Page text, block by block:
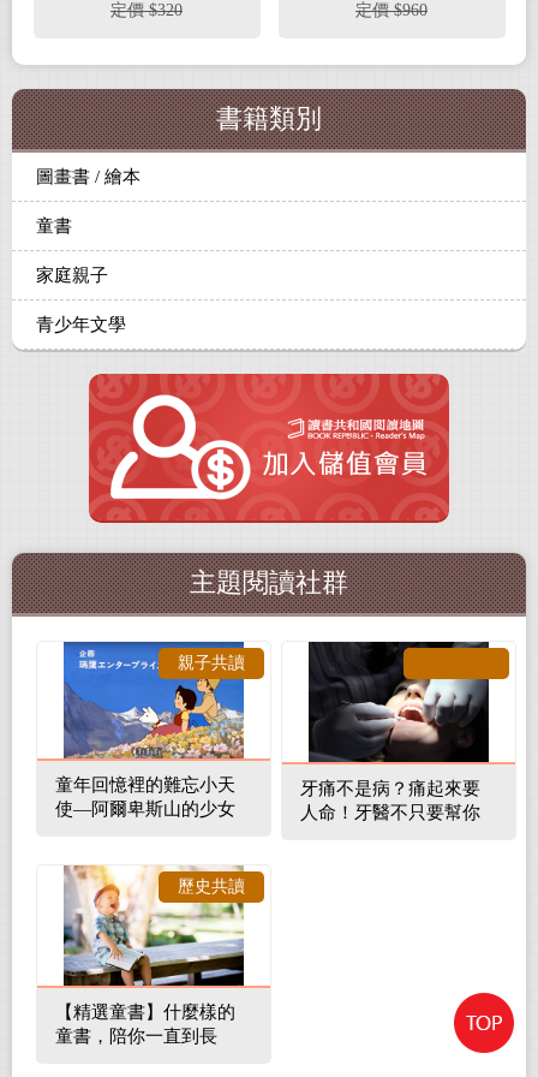
定價 $320
定價 $960
書籍類別
圖畫書 / 繪本
童書
家庭親子
青少年文學
主題閱讀社群
童年回憶裡的難忘小天
使—阿爾卑斯山的少女
親子共讀
牙痛不是病？痛起來要
人命！牙醫不只要幫你
【精選童書】什麼樣的
童書，陪你一直到長
歷史共讀